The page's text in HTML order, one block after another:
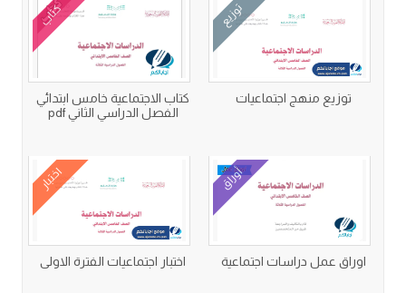
توزيع
توزيع منهج اجتماعيات
كتاب
كتاب الاجتماعية خامس ابتدائي
الفصل الدراسي الثاني pdf
أوراق
اوراق عمل دراسات اجتماعية
اختبار
اختبار اجتماعيات الفترة الاولى